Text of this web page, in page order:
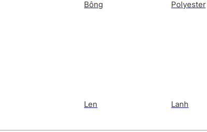
Bông Polyester
Len Lanh